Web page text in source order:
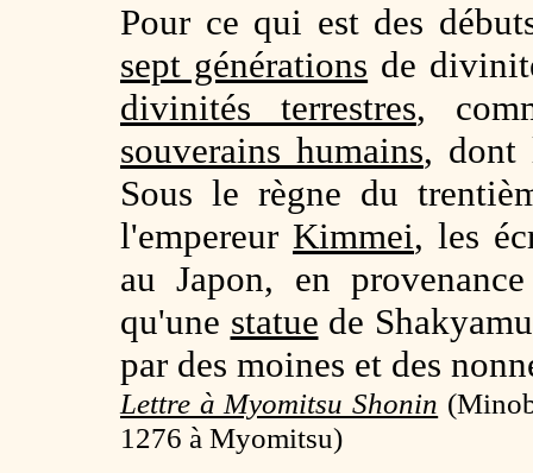
Pour ce qui est des
sept générations de
divinités terrestres,
souverains humains, dont
Sous le règne du
l'empereur Kimmei, les
au Japon, en
qu'une statue de
par des moines et des
Lettre à Myomitsu Shonin (
1276 à Myomitsu)